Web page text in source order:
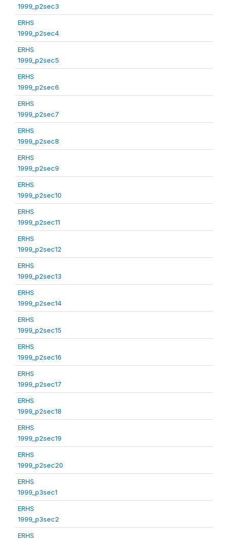
1999_p2sec3
ERHS
1999_p2sec4
ERHS
1999_p2sec5
ERHS
1999_p2sec6
ERHS
1999_p2sec7
ERHS
1999_p2sec8
ERHS
1999_p2sec9
ERHS
1999_p2sec10
ERHS
1999_p2sec11
ERHS
1999_p2sec12
ERHS
1999_p2sec13
ERHS
1999_p2sec14
ERHS
1999_p2sec15
ERHS
1999_p2sec16
ERHS
1999_p2sec17
ERHS
1999_p2sec18
ERHS
1999_p2sec19
ERHS
1999_p2sec20
ERHS
1999_p3sec1
ERHS
1999_p3sec2
ERHS